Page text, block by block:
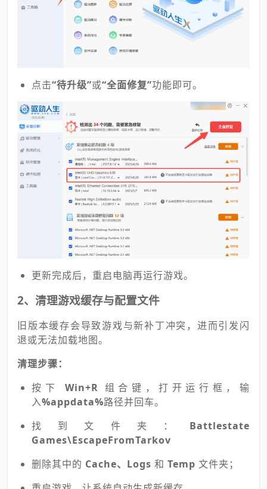
点击“待升级”或“全面修复”功能即可。
更新完成后，重启电脑再运行游戏。
2、清理游戏缓存与配置文件
旧版本缓存会导致游戏与新补丁冲突，进而引发闪
退或无法加载地图。
清理步骤：
按下 Win+R 组合键，打开运行框，输
入%appdata%路径并回车。
找到文件夹： Battlestate
Games\EscapeFromTarkov
删除其中的 Cache、Logs 和 Temp 文件夹；